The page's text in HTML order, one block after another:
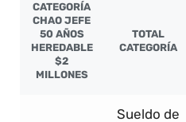
CATEGORÍA
CHAO JEFE
50 AÑOS
HEREDABLE
$2
MILLONES
TOTAL
CATEGORÍA
Sueldo de